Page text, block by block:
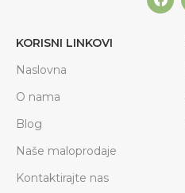
KORISNI LINKOVI
Naslovna
O nama
Blog
Naše maloprodaje
Kontaktirajte nas